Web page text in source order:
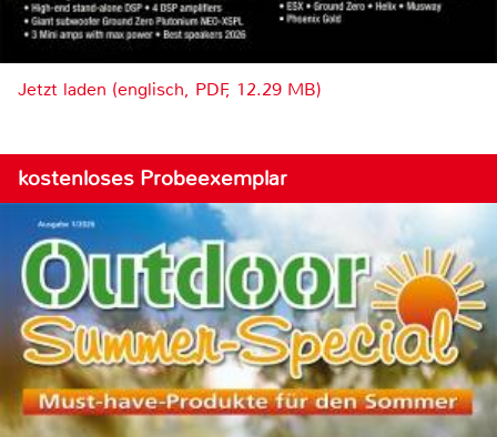
Jetzt laden (englisch, PDF, 12.29 MB)
kostenloses Probeexemplar